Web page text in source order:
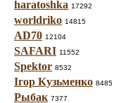
haratoshka 17292
worldriko 14815
AD70 12104
SAFARI 11552
Spektor 8532
Ігор Кузьменко 8485
Рыбак 7377